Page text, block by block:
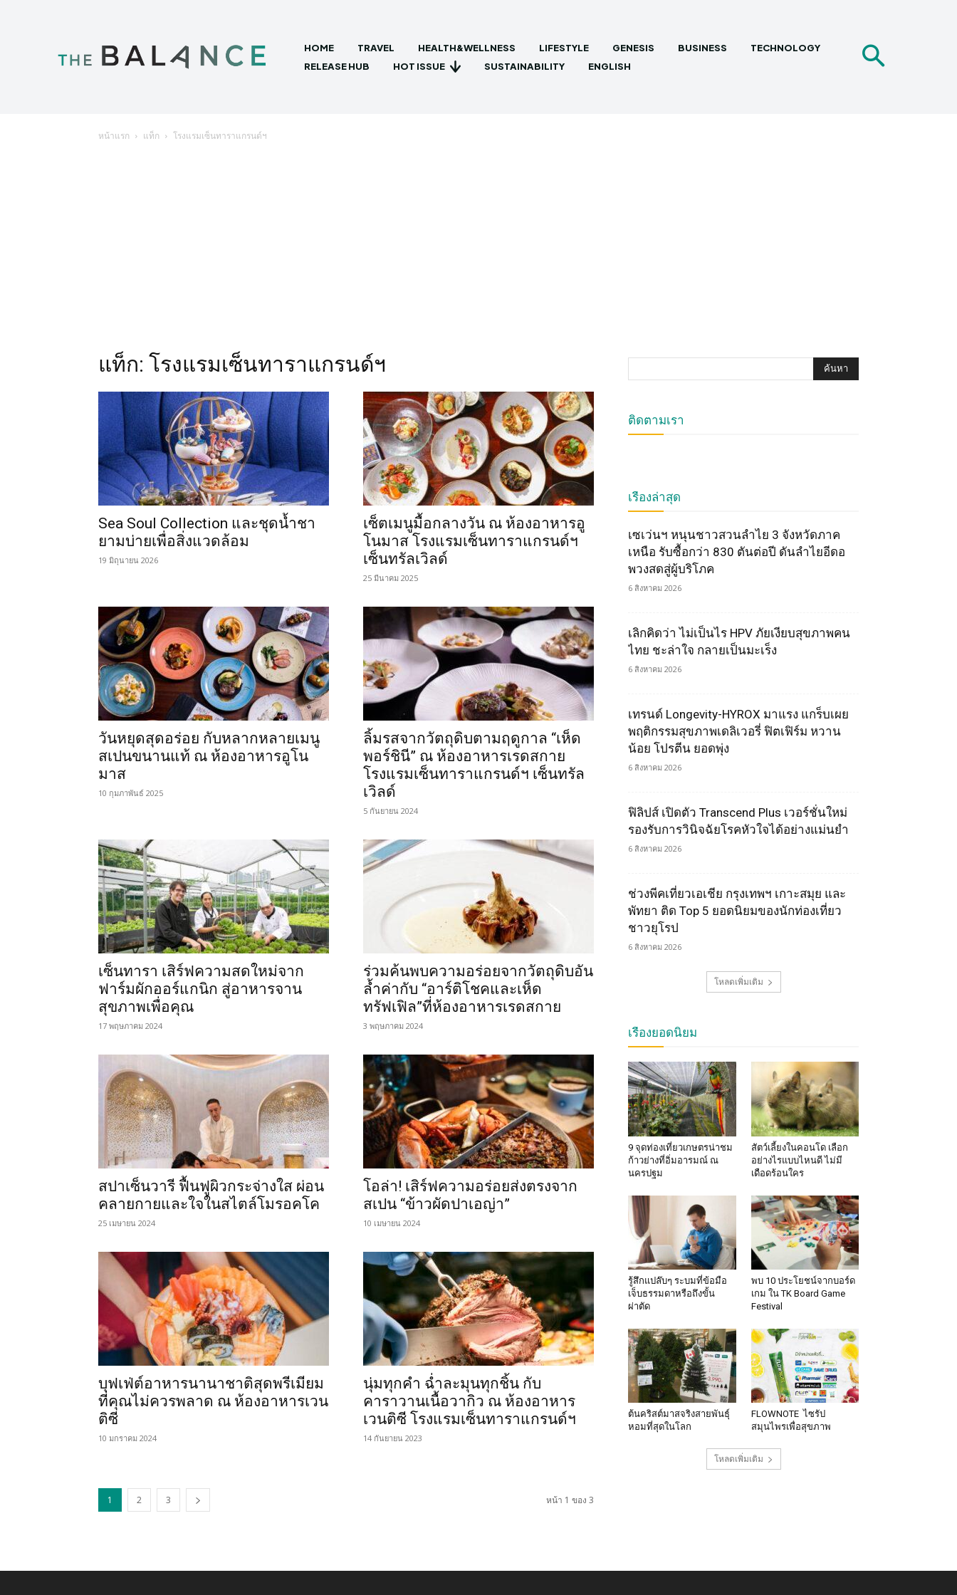
HOME TRAVEL HEALTH&WELLNESS LIFESTYLE GENESIS BUSINESS
TECHNOLOGY
RELEASE HUB
HOT ISSUE SUSTAINABILITY ENGLISH
หน้าแรก แท็ก โรงแรมเซ็นทาราแกรนด์ฯ
แท็ก: โรงแรมเซ็นทาราแกรนด์ฯ
Sea Soul Collection และชุดน้ำชา
ยามบ่ายเพื่อสิ่งแวดล้อม
19 มิถุนายน 2026
เซ็ตเมนูมื้อกลางวัน ณ ห้องอาหารอู
โนมาส โรงแรมเซ็นทาราแกรนด์ฯ
เซ็นทรัลเวิลด์
25 มีนาคม 2025
วันหยุดสุดอร่อย กับหลากหลายเมนู
สเปนขนานแท้ ณ ห้องอาหารอูโน
มาส
10 กุมภาพันธ์ 2025
ลิ้มรสจากวัตถุดิบตามฤดูกาล “เห็ด
พอร์ชินี” ณ ห้องอาหารเรดสกาย
โรงแรมเซ็นทาราแกรนด์ฯ เซ็นทรัล
เวิลด์
5 กันยายน 2024
เซ็นทารา เสิร์ฟความสดใหม่จาก
ฟาร์มผักออร์แกนิก สู่อาหารจาน
สุขภาพเพื่อคุณ
17 พฤษภาคม 2024
ร่วมค้นพบความอร่อยจากวัตถุดิบอัน
ล้ำค่ากับ “อาร์ติโชคและเห็ด
ทรัฟเฟิล”ที่ห้องอาหารเรดสกาย
3 พฤษภาคม 2024
สปาเซ็นวารี ฟื้นฟูผิวกระจ่างใส ผ่อน
คลายกายและใจในสไตล์โมรอคโค
25 เมษายน 2024
โอล่า! เสิร์ฟความอร่อยส่งตรงจาก
สเปน “ข้าวผัดปาเอญ่า”
10 เมษายน 2024
บุฟเฟ่ต์อาหารนานาชาติสุดพรีเมียม
ที่คุณไม่ควรพลาด ณ ห้องอาหารเวน
ติซี
10 มกราคม 2024
นุ่มทุกคำ ฉ่ำละมุนทุกชิ้น กับ
คาราวานเนื้อวากิว ณ ห้องอาหาร
เวนติซี โรงแรมเซ็นทาราแกรนด์ฯ
14 กันยายน 2023
1 2 3 หน้า 1 ของ 3
ติดตามเรา
เรื่องล่าสุด
เซเว่นฯ หนุนชาวสวนลำไย 3 จังหวัดภาค
เหนือ รับซื้อกว่า 830 ตันต่อปี ดันลำไยอีดอ
พวงสดสู่ผู้บริโภค
6 สิงหาคม 2026
เลิกคิดว่า ไม่เป็นไร HPV ภัยเงียบสุขภาพคน
ไทย ชะล่าใจ กลายเป็นมะเร็ง
6 สิงหาคม 2026
เทรนด์ Longevity-HYROX มาแรง แกร็บเผย
พฤติกรรมสุขภาพเดลิเวอรี่ ฟิตเฟิร์ม หวาน
น้อย โปรตีน ยอดพุ่ง
6 สิงหาคม 2026
ฟิลิปส์ เปิดตัว Transcend Plus เวอร์ชั่นใหม่
รองรับการวินิจฉัยโรคหัวใจได้อย่างแม่นยำ
6 สิงหาคม 2026
ช่วงพีคเที่ยวเอเชีย กรุงเทพฯ เกาะสมุย และ
พัทยา ติด Top 5 ยอดนิยมของนักท่องเที่ยว
ชาวยุโรป
6 สิงหาคม 2026
โหลดเพิ่มเติม
เรื่องยอดนิยม
9 จุดท่องเที่ยวเกษตรน่าชม
ก้าวย่างที่อิ่มอารมณ์ ณ
นครปฐม
สัตว์เลี้ยงในคอนโด เลือก
อย่างไรแบบไหนดี ไม่มี
เดือดร้อนใคร
รู้สึกแปล๊บๆ ระบมที่ข้อมือ
เจ็บธรรมดาหรือถึงขั้น
ผ่าตัด
พบ 10 ประโยชน์จากบอร์ด
เกม ใน TK Board Game
Festival
ต้นคริสต์มาสจริงสายพันธุ์
หอมที่สุดในโลก
FLOWNOTE ไซรัป
สมุนไพรเพื่อสุขภาพ
โหลดเพิ่มเติม